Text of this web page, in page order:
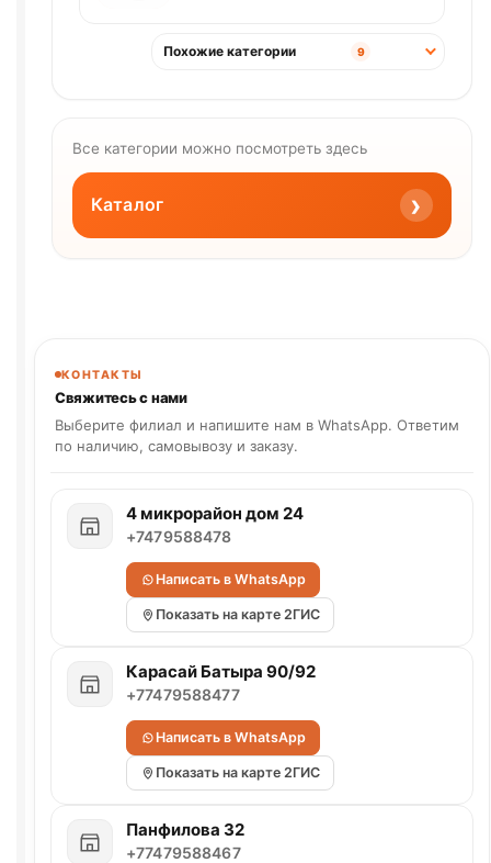
Похожие категории 9
Все категории можно посмотреть здесь
Каталог ›
КОНТАКТЫ
Свяжитесь с нами
Выберите филиал и напишите нам в WhatsApp. Ответим
по наличию, самовывозу и заказу.
4 микрорайон дом 24
+7479588478
Написать в WhatsApp
Показать на карте 2ГИС
Карасай Батыра 90/92
+77479588477
Написать в WhatsApp
Показать на карте 2ГИС
Панфилова 32
+77479588467